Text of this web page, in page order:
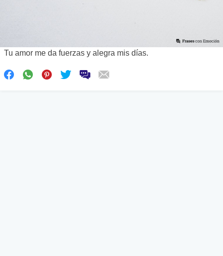
Tu amor me da fuerzas y alegra mis días.